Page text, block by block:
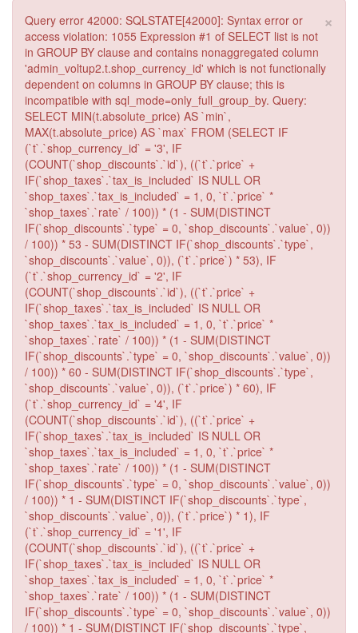
×
Query error 42000: SQLSTATE[42000]: Syntax error or
access violation: 1055 Expression #1 of SELECT list is not
in GROUP BY clause and contains nonaggregated column
'admin_voltup2.t.shop_currency_id' which is not functionally
dependent on columns in GROUP BY clause; this is
incompatible with sql_mode=only_full_group_by. Query:
SELECT MIN(t.absolute_price) AS `min`,
MAX(t.absolute_price) AS `max` FROM (SELECT IF
(`t`.`shop_currency_id` = '3', IF
(COUNT(`shop_discounts`.`id`), ((`t`.`price` +
IF(`shop_taxes`.`tax_is_included` IS NULL OR
`shop_taxes`.`tax_is_included` = 1, 0, `t`.`price` *
`shop_taxes`.`rate` / 100)) * (1 - SUM(DISTINCT
IF(`shop_discounts`.`type` = 0, `shop_discounts`.`value`, 0))
/ 100)) * 53 - SUM(DISTINCT IF(`shop_discounts`.`type`,
`shop_discounts`.`value`, 0)), (`t`.`price`) * 53), IF
(`t`.`shop_currency_id` = '2', IF
(COUNT(`shop_discounts`.`id`), ((`t`.`price` +
IF(`shop_taxes`.`tax_is_included` IS NULL OR
`shop_taxes`.`tax_is_included` = 1, 0, `t`.`price` *
`shop_taxes`.`rate` / 100)) * (1 - SUM(DISTINCT
IF(`shop_discounts`.`type` = 0, `shop_discounts`.`value`, 0))
/ 100)) * 60 - SUM(DISTINCT IF(`shop_discounts`.`type`,
`shop_discounts`.`value`, 0)), (`t`.`price`) * 60), IF
(`t`.`shop_currency_id` = '4', IF
(COUNT(`shop_discounts`.`id`), ((`t`.`price` +
IF(`shop_taxes`.`tax_is_included` IS NULL OR
`shop_taxes`.`tax_is_included` = 1, 0, `t`.`price` *
`shop_taxes`.`rate` / 100)) * (1 - SUM(DISTINCT
IF(`shop_discounts`.`type` = 0, `shop_discounts`.`value`, 0))
/ 100)) * 1 - SUM(DISTINCT IF(`shop_discounts`.`type`,
`shop_discounts`.`value`, 0)), (`t`.`price`) * 1), IF
(`t`.`shop_currency_id` = '1', IF
(COUNT(`shop_discounts`.`id`), ((`t`.`price` +
IF(`shop_taxes`.`tax_is_included` IS NULL OR
`shop_taxes`.`tax_is_included` = 1, 0, `t`.`price` *
`shop_taxes`.`rate` / 100)) * (1 - SUM(DISTINCT
IF(`shop_discounts`.`type` = 0, `shop_discounts`.`value`, 0))
/ 100)) * 1 - SUM(DISTINCT IF(`shop_discounts`.`type`,